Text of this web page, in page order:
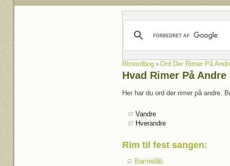
Rimordbog› Ord Der Rimer På
Hvad Rimer På Andre
Her har du ord der rimer på andre.
Vandre
Hverandre
Rim til fest sangen:
Barnedåb